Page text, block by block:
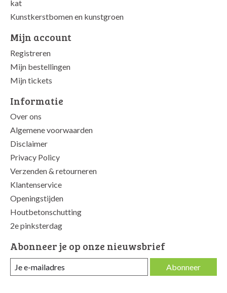
kat
Kunstkerstbomen en kunstgroen
Mijn account
Registreren
Mijn bestellingen
Mijn tickets
Informatie
Over ons
Algemene voorwaarden
Disclaimer
Privacy Policy
Verzenden & retourneren
Klantenservice
Openingstijden
Houtbetonschutting
2e pinksterdag
Abonneer je op onze nieuwsbrief
Abonneer